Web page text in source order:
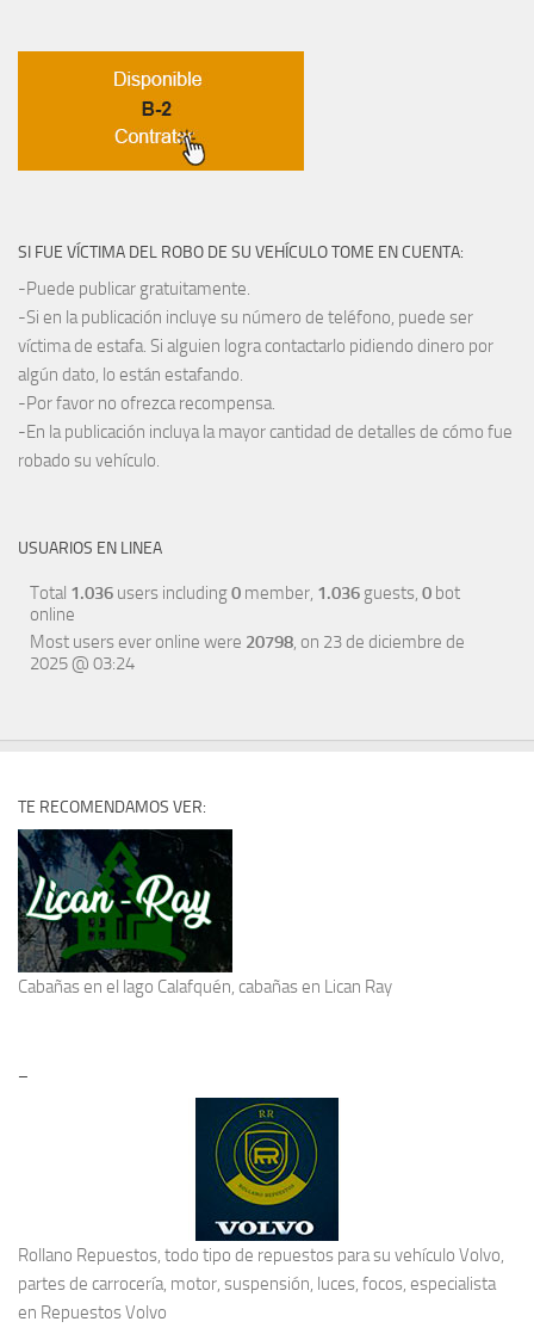
SI FUE VÍCTIMA DEL ROBO DE SU VEHÍCULO TOME EN CUENTA:
-Puede publicar gratuitamente.
-Si en la publicación incluye su número de teléfono, puede ser
víctima de estafa. Si alguien logra contactarlo pidiendo dinero por
algún dato, lo están estafando.
-Por favor no ofrezca recompensa.
-En la publicación incluya la mayor cantidad de detalles de cómo fue
robado su vehículo.
USUARIOS EN LINEA
Total 1.036 users including0 member, 1.036 guests, 0 bot
online
Most users ever online were 20798, on 23 de diciembre de
2025 @ 03:24
TE RECOMENDAMOS VER:
Cabañas en el lago Calafquén, cabañas en Lican Ray
–
Rollano Repuestos, todo tipo de repuestos para su vehículo Volvo,
partes de carrocería, motor, suspensión, luces, focos, especialista
en Repuestos Volvo